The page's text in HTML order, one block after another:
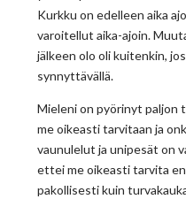
Kurkku on edelleen aika
varoitellut aika-ajoin.
jälkeen olo oli kuitenkin,
synnyttävällä.
Mieleni on pyörinyt paljon
me oikeasti tarvitaan ja
vaunulelut ja unipesät on
ettei me oikeasti tarvita
pakollisesti kuin